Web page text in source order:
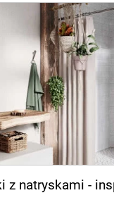
z natryskami -